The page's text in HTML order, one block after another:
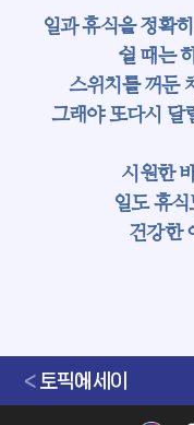
일과 휴식을 정확
쉴 때는
스위치를 꺼둔
그래야 또다시 달
시원한
일도 휴
건강한
토픽에세이